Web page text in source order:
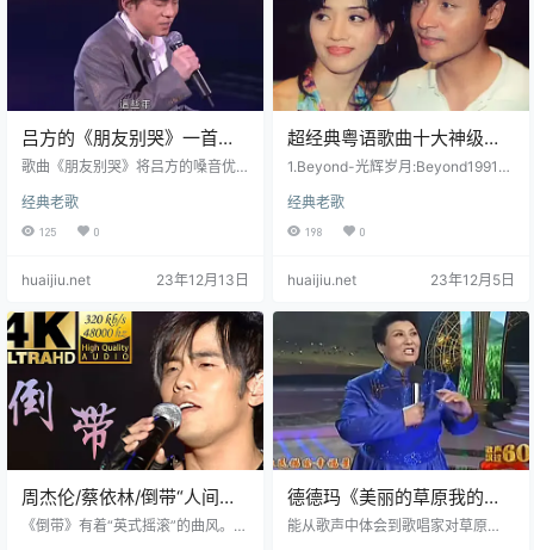
吕方的《朋友别哭》一首让
人落泪伤感歌曲，每次听都
歌曲《朋友别哭》将吕方的嗓音优
的厚重，副歌则是突显了吕方嗓音
的深情。 不昂扬，不励志，但却温
陪的静谧之情。所以，特殊群体的
性之情的代言之歌。 歌曲《朋友别
哭》，由吕方演唱，陈乐融作词，
莫凡作曲，收录于吕方1995年5月1
日发行的专辑《爱一回伤一回》
中，该曲也是台剧《情浓半生缘》
的…
经典老歌
125 0
huaijiu.net 23年12月13日
超经典粤语歌曲十大神级现
场
1.Beyond-光辉岁月:Beyond1991年
黄霑2003年狮子山下演唱会3.叶丽
仪-上海滩:流行经典50年现场版
这个）4.罗文、甄妮-铁血丹心+世
会5.陈百强-偏偏喜欢你:陈百强1991
年紫色演唱会6.谭咏麟-讲不出再见:
谭咏麟1994年香港大球场演唱会7.
林子…
经典老歌
198 0
huaijiu.net 23年12月5日
周杰伦/蔡依林/倒带“人间骄
阳正好 风过林梢 彼时他们正
《倒带》有着“英式摇滚”的曲风。2
德德玛《美丽的草原我的
家》歌声飘过 (60年) 现场版
能从歌声中体会到歌唱家对草原